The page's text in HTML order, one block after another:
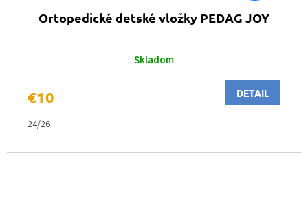
Ortopedické detské vložky PEDAG JOY
Skladom
€10 DETAIL
24/26